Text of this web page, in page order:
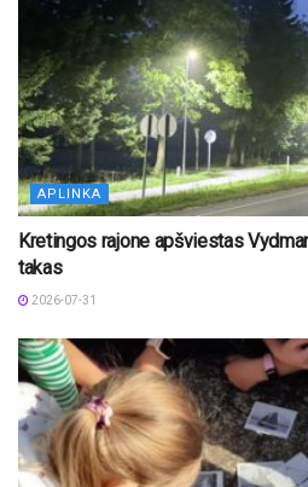
APLINKA
Kretingos rajone apšviestas
takas
2026-07-31